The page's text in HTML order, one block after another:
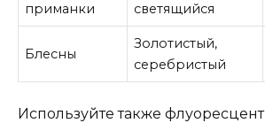
приманки
светящийся
Блесны
Золотистый,
серебристый
Используйте также